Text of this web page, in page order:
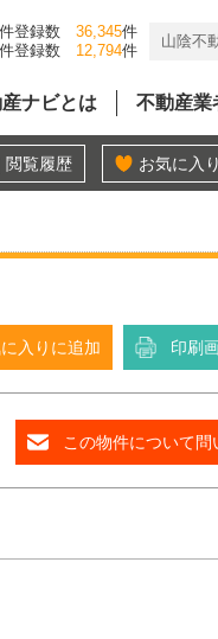
登録数 36,345件
登録数
12,794件
山陰不
ナビとは 不動産業
閲覧履歴 お気に入
入りに追加 印刷
この物件について問